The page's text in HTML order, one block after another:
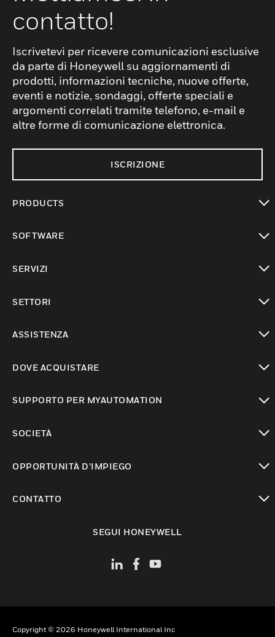
contatto!
Iscrivetevi per ricevere comunicazioni esclusive
da parte di Honeywell su aggiornamenti di
prodotti, informazioni tecniche, nuove offerte,
eventi e notizie, sondaggi, offerte speciali e
argomenti correlati tramite telefono, e-mail e
altre forme di comunicazione elettronica.
ISCRIZIONE
PRODUCTS
SOFTWARE
SERVIZI
SETTORI
ASSISTENZA
DOVE ACQUISTARE
SUPPORTO PER MYAUTOMATION
SOCIETÀ
OPPORTUNITÀ D’IMPIEGO
CONTATTO
SEGUI HONEYWELL
Copyright © 2026 Honeywell International Inc